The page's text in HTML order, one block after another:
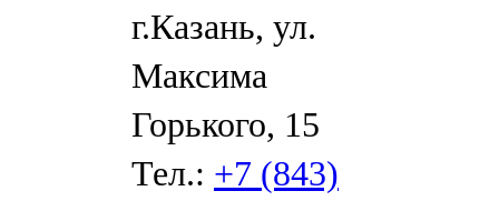
г.Казань, ул.
Максима
Горького, 15
Тел.: +7 (843)